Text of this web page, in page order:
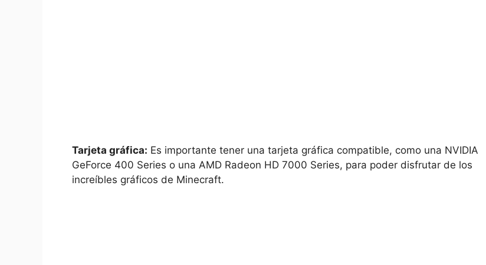
Tarjeta ⁢gráfica: Es importante tener una tarjeta gráfica compatible, como una NVIDIA
GeForce 400 Series o⁣ una AMD Radeon⁣ HD 7000 Series, para poder disfrutar de los
increíbles gráficos de Minecraft.